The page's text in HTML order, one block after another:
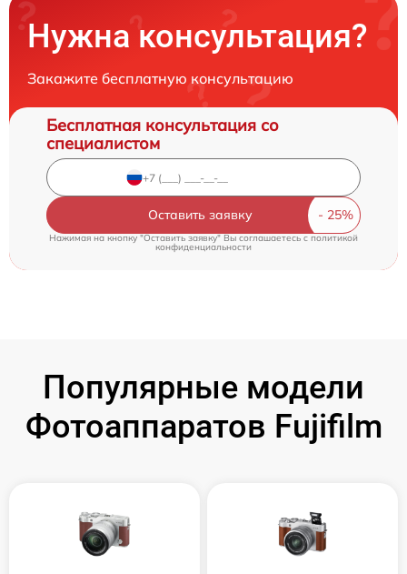
Нужна консультация?
Закажите бесплатную консультацию
Бесплатная консультация со
специалистом
Оставить заявку
Нажимая на кнопку "Оставить заявку" Вы соглашаетесь c политикой
конфиденциальности
Популярные модели
Фотоаппаратов Fujifilm